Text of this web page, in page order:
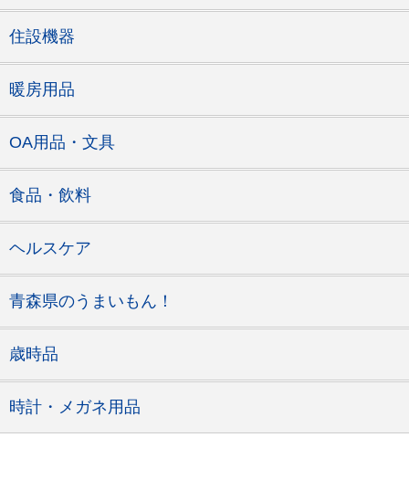
住設機器
暖房用品
OA用品・文具
食品・飲料
ヘルスケア
青森県のうまいもん！
歳時品
時計・メガネ用品